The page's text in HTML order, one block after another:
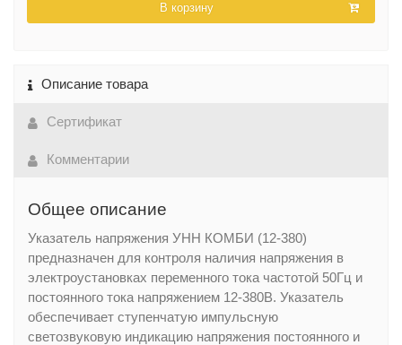
В корзину
Описание товара
Сертификат
Комментарии
Общее описание
Указатель напряжения УНН КОМБИ (12-380)
предназначен для контроля наличия напряжения в
электроустановках переменного тока частотой 50Гц и
постоянного тока напряжением 12-380В. Указатель
обеспечивает ступенчатую импульсную
светозвуковую индикацию напряжения постоянного и